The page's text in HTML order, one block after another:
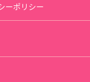
ーポリシー